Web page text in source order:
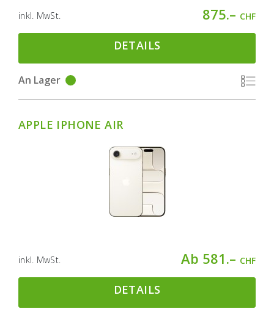
inkl. MwSt. 875.– CHF
DETAILS
An Lager
APPLE IPHONE AIR
inkl. MwSt. Ab 581.– CHF
DETAILS